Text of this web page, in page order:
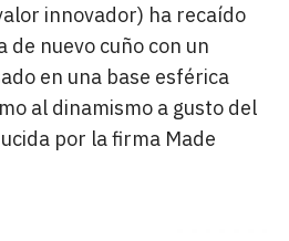
innovador) ha recaído
de nuevo cuño con un
en una base esférica
al dinamismo a gusto del
por la firma Made